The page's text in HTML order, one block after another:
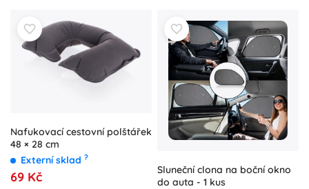
Nafukovací cestovní polštářek
48 × 28 cm
Externí sklad ?
69 Kč
Sluneční clona na boční okno
do auta - 1 kus